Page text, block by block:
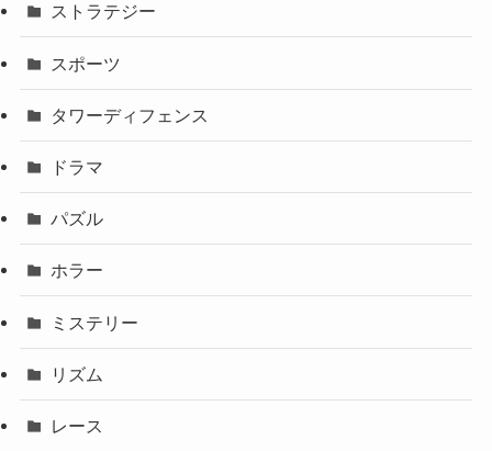
ストラテジー
スポーツ
タワーディフェンス
ドラマ
パズル
ホラー
ミステリー
リズム
レース